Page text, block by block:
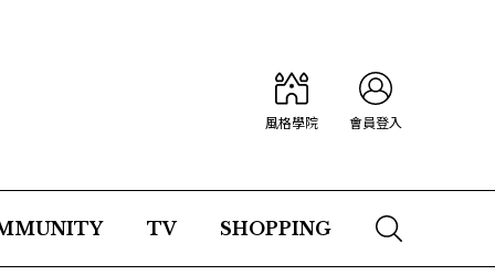
風格學院 會員登入
TV SHOPPING